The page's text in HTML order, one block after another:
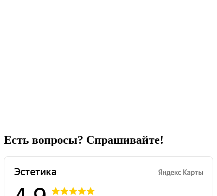
Есть вопросы? Спрашивайте!